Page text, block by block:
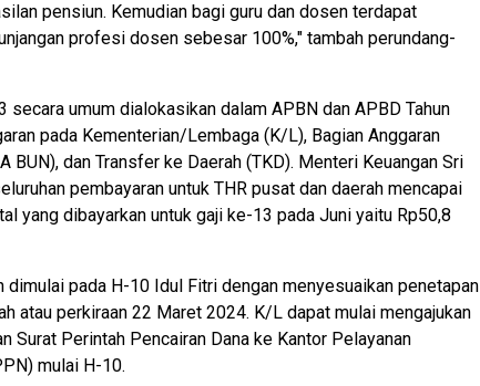
pensiun. Kemudian bagi guru dan dosen terdapat
profesi dosen sebesar 100%," tambah perundang-
secara umum dialokasikan dalam APBN dan APBD Tahun
pada Kementerian/Lembaga (K/L), Bagian Anggaran
BUN), dan Transfer ke Daerah (TKD). Menteri Keuangan Sri
pembayaran untuk THR pusat dan daerah mencapai
yang dibayarkan untuk gaji ke-13 pada Juni yaitu Rp50,8
dimulai pada H-10 Idul Fitri dengan menyesuaikan penetapan
atau perkiraan 22 Maret 2024. K/L dapat mulai mengajukan
Surat Perintah Pencairan Dana ke Kantor Pelayanan
mulai H-10.